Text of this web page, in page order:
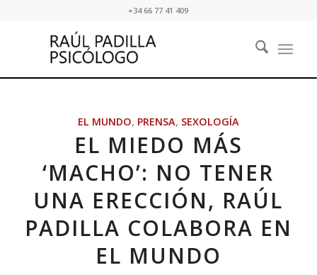
+34 66 77 41 409
EL MUNDO, PRENSA, SEXOLOGÍA
EL MIEDO MÁS
‘MACHO’: NO TENER
UNA ERECCIÓN, RAÚL
PADILLA COLABORA EN
EL MUNDO